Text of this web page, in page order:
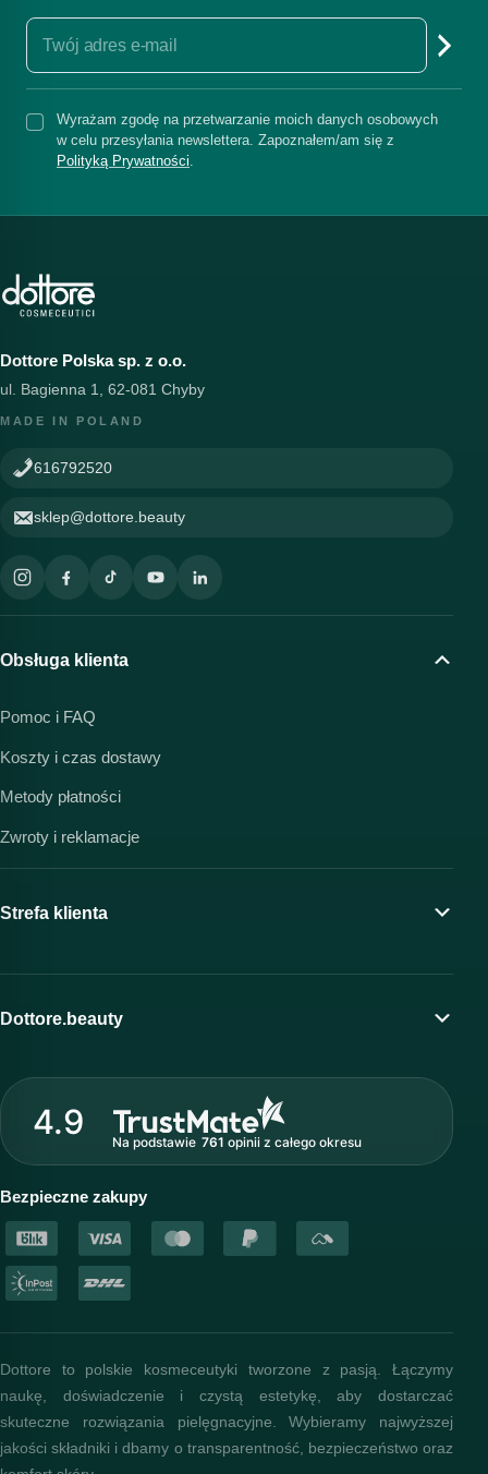
Wyrażam zgodę na przetwarzanie moich danych osobowych
w celu przesyłania newslettera. Zapoznałem/am się z
Polityką Prywatności.
Dottore Polska sp. z o.o.
ul. Bagienna 1, 62-081 Chyby
MADE IN POLAND
616792520
sklep@dottore.beauty
Obsługa klienta
Pomoc i FAQ
Koszty i czas dostawy
Metody płatności
Zwroty i reklamacje
Strefa klienta
Moje konto
Program lojalnościowy
Strefa profesjonalisty
Dottore.beauty
O marce Dottore
Nasz zespół
Akademia i szkolenia
Baza wiedzy
4.9
Na podstawie 761 opiniiz całego okresu
Bezpieczne zakupy
Dottore to polskie kosmeceutyki tworzone z pasją. Łączymy
naukę, doświadczenie i czystą estetykę, aby dostarczać
skuteczne rozwiązania pielęgnacyjne. Wybieramy najwyższej
jakości składniki i dbamy o transparentność, bezpieczeństwo oraz